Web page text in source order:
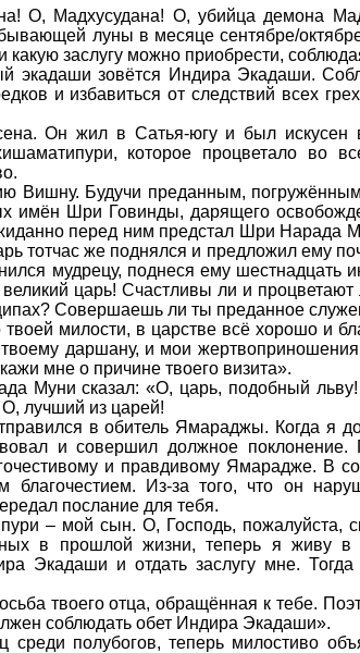
О, Мадхусудана! О, убийца демона
луны в месяце сентябре/
заслугу можно приобрести,
экадаши зовётся Индира Экадаши.
и избавиться от следствий всех
Он жил в Сатья-югу и был искусен
которое процветало во
Вишну. Будучи преданным,
имён Шри Говинды, дарящего
перед ним предстал Шри Нарада
тотчас же поднялся и предложил ему
мудрецу, поднеся ему шестнадцать
царь! Счастливы ли и
Совершаешь ли ты преданное
милости, в царстве всё хорошо и
даршану, и мои
мне о причине твоего визита».
Муни сказал: «О, царь, подобный
лучший из царей!
в обитель Ямараджы. Когда я
и совершил должное поклонение.
и правдивому Ямарадже. В
благочестием. Из-за того, что он
послание для тебя.
– мой сын. О, Господь, пожалуйста,
в прошлой жизни, теперь я живу
Экадаши и отдать заслугу мне.
твоего отца, обращённая к тебе.
соблюдать обет Индира Экадаши».
полубогов, теперь милостиво